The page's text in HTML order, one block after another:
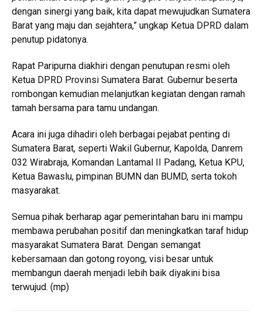
dengan sinergi yang baik, kita dapat mewujudkan Sumatera
Barat yang maju dan sejahtera,” ungkap Ketua DPRD dalam
penutup pidatonya.
Rapat Paripurna diakhiri dengan penutupan resmi oleh
Ketua DPRD Provinsi Sumatera Barat. Gubernur beserta
rombongan kemudian melanjutkan kegiatan dengan ramah
tamah bersama para tamu undangan.
Acara ini juga dihadiri oleh berbagai pejabat penting di
Sumatera Barat, seperti Wakil Gubernur, Kapolda, Danrem
032 Wirabraja, Komandan Lantamal II Padang, Ketua KPU,
Ketua Bawaslu, pimpinan BUMN dan BUMD, serta tokoh
masyarakat.
Semua pihak berharap agar pemerintahan baru ini mampu
membawa perubahan positif dan meningkatkan taraf hidup
masyarakat Sumatera Barat. Dengan semangat
kebersamaan dan gotong royong, visi besar untuk
membangun daerah menjadi lebih baik diyakini bisa
terwujud. (mp)